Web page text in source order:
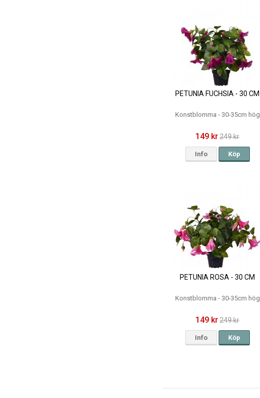
PETUNIA FUCHSIA - 30 CM
Konstblomma - 30-35cm hög
149 kr 249 kr
Info Köp
PETUNIA ROSA - 30 CM
Konstblomma - 30-35cm hög
149 kr 249 kr
Info Köp